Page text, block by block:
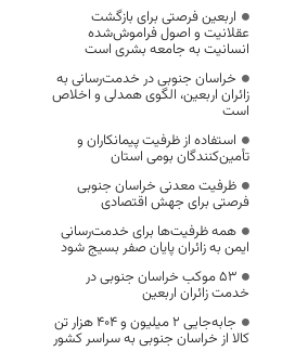
اربعین فرصتی برای بازگشت
عقلانیت و اصول فراموش‌شده
انسانیت به جامعه بشری است
خراسان جنوبی در خدمت‌رسانی به
زائران اربعین، الگوی همدلی و اخلاص
است
استفاده از ظرفیت پیمانکاران و
تأمین‌کنندگان بومی استان
ظرفیت معدنی خراسان جنوبی
فرصتی برای جهش اقتصادی
همه ظرفیت‌ها برای خدمت‌رسانی
ایمن به زائران پایان صفر بسیج شود
53 موکب خراسان جنوبی در
خدمت زائران اربعین
جابه‌جایی 2 میلیون و 404 هزار تن
کالا از خراسان جنوبی به سراسر کشور